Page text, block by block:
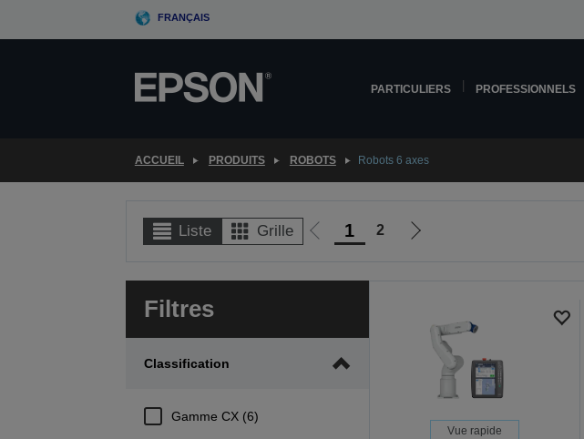
FRANÇAIS
PARTICULIERS PROFESSIONNELS
ACCUEIL PRODUITS ROBOTS Robots 6 axes
Liste Grille
Aller
la
1 2
Aller
suivante
Filtres
Classification
Gamme CX (6)
Vue rapide